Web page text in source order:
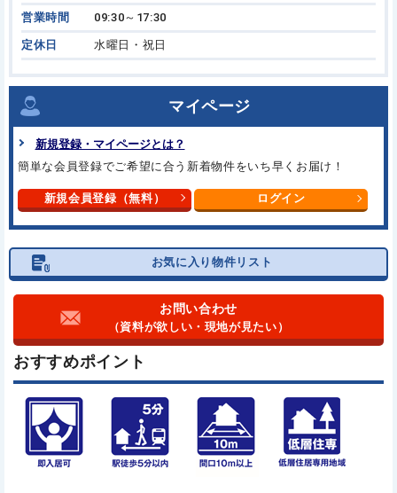
営業時間 09:30～17:30
定休日 水曜日・祝日
マイページ
新規登録・マイページとは？
簡単な会員登録でご希望に合う 新着物件をいち早くお届け！
新規会員登録（無料） ログイン
お気に入り物件リスト
お問い合わせ
（資料が欲しい・現地が見たい）
おすすめポイント